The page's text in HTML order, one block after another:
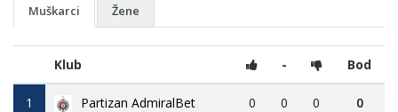
Muškarci Žene
Klub - Bod
1 Partizan AdmiralBet 0 0 0 0